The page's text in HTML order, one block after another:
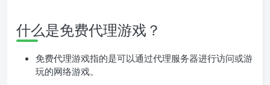
什么是免费代理游戏？
免费代理游戏指的是可以通过代理服务器进行访问或游
玩的网络游戏。